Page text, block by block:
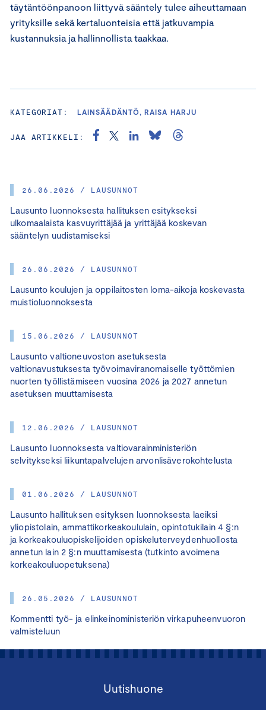
26.06.2026 / LAUSUNNOT
Lausunto luonnoksesta hallituksen esitykseksi
ulkomaalaista kasvuyrittäjää ja yrittäjää koskevan
sääntelyn uudistamiseksi
26.06.2026 / LAUSUNNOT
Lausunto koulujen ja oppilaitosten loma-aikoja koskevasta
muistioluonnoksesta
15.06.2026 / LAUSUNNOT
Lausunto valtioneuvoston asetuksesta
valtionavustuksesta työvoimaviranomaiselle työttömien
nuorten työllistämiseen vuosina 2026 ja 2027 annetun
asetuksen muuttamisesta
12.06.2026 / LAUSUNNOT
Lausunto luonnoksesta valtiovarainministeriön
selvitykseksi liikuntapalvelujen arvonlisäverokohtelusta
01.06.2026 / LAUSUNNOT
Lausunto hallituksen esityksen luonnoksesta laeiksi
yliopistolain, ammattikorkeakoululain, opintotukilain 4 §:n
ja korkeakouluopiskelijoiden opiskeluterveydenhuollosta
annetun lain 2 §:n muuttamisesta (tutkinto avoimena
korkeakouluopetuksena)
26.05.2026 / LAUSUNNOT
Kommentti työ- ja elinkeinoministeriön virkapuheenvuoron
valmisteluun
täytäntöönpanoon liittyvä sääntely tulee aiheuttamaan
yrityksille sekä kertaluonteisia että jatkuvampia
kustannuksia ja hallinnollista taakkaa.
KATEGORIAT: LAINSÄÄDÄNTÖ, RAISA HARJU
JAA ARTIKKELI:
Uutishuone